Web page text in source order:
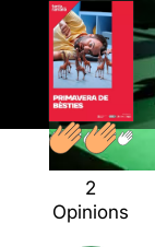
2
Opinions